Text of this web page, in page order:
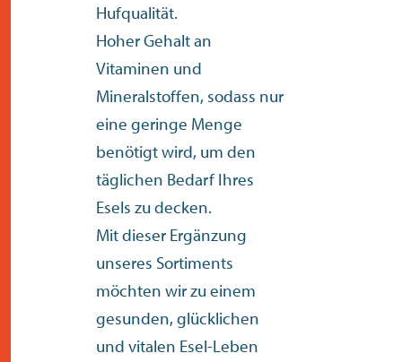
Hufqualität.
Hoher Gehalt an
Vitaminen und
Mineralstoffen, sodass nur
eine geringe Menge
benötigt wird, um den
täglichen Bedarf Ihres
Esels zu decken.
Mit dieser Ergänzung
unseres Sortiments
möchten wir zu einem
gesunden, glücklichen
und vitalen Esel-Leben